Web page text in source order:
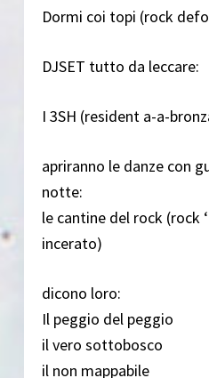
Dormi coi topi (rock
DJSET tutto da leccare:
I 3SH (resident a-a-
apriranno le danze con
notte:
le cantine del rock (rock
incerato)
dicono loro:
Il peggio del peggio
il vero sottobosco
il non mappabile